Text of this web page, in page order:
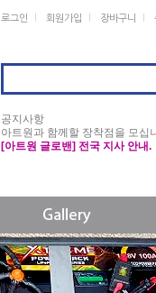
로그인 회원가입 장바구니
공지사항
아트원과 함께할 장착점을 모십
[아트원 글로밴] 전국 지사 안내.